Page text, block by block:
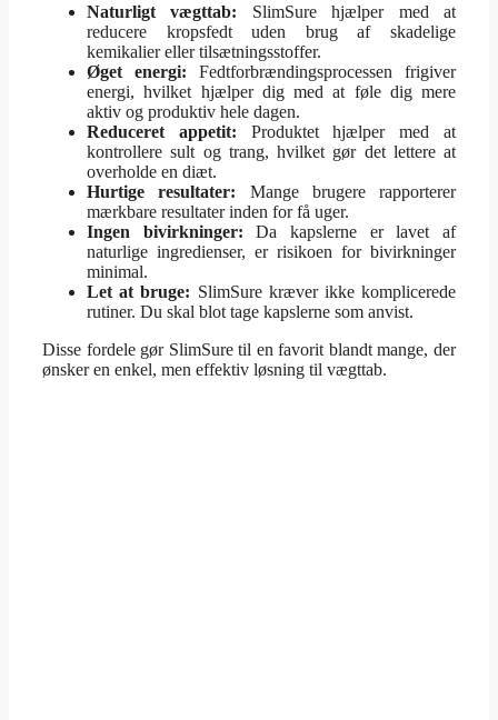
Naturligt vægttab: SlimSure hjælper med at
reducere kropsfedt uden brug af skadelige
kemikalier eller tilsætningsstoffer.
Øget energi: Fedtforbrændingsprocessen frigiver
energi, hvilket hjælper dig med at føle dig mere
aktiv og produktiv hele dagen.
Reduceret appetit: Produktet hjælper med at
kontrollere sult og trang, hvilket gør det lettere at
overholde en diæt.
Hurtige resultater: Mange brugere rapporterer
mærkbare resultater inden for få uger.
Ingen bivirkninger: Da kapslerne er lavet af
naturlige ingredienser, er risikoen for bivirkninger
minimal.
Let at bruge: SlimSure kræver ikke komplicerede
rutiner. Du skal blot tage kapslerne som anvist.
Disse fordele gør SlimSure til en favorit blandt mange, der
ønsker en enkel, men effektiv løsning til vægttab.